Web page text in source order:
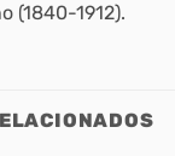
(1840-1912).